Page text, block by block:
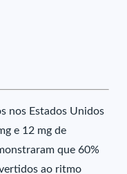
nos Estados Unidos
e 12 mg de
que 60%
ao ritmo